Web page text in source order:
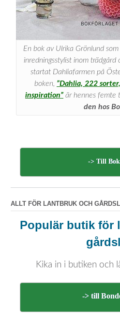
En bok av Ulrika Grönlund
inredningsstylist inom trädgård
startat Dahliafarmen på
boken, ”Dahlia, 222
inspiration” är hennes femte
den hos
-> Till
ALLT FÖR LANTBRUK OCH
Populär butik för
Kika in i butiken och
-> till